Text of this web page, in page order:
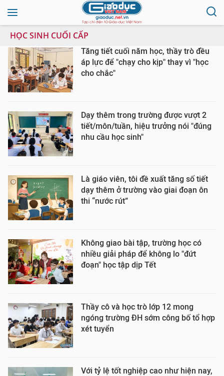
HỌC SINH CUỐI CẤP
Tăng tiết cuối năm học, thầy trò đều
áp lực để "chạy cho kịp" thay vì "học
cho chắc"
Dạy thêm trong trường được vượt 2
tiết/môn/tuần, hiệu trưởng nói "đúng
nhu cầu học sinh"
Là giáo viên, tôi đề xuất tăng số tiết
dạy thêm ở trường vào giai đoạn ôn
thi “nước rút”
Không giao bài tập, trường học có
nhiều giải pháp để không lo "đứt
đoạn" học tập dịp Tết
Thầy cô và học trò lớp 12 mong
ngóng trường ĐH sớm công bố tổ hợp
xét tuyển
Với tỷ lệ tốt nghiệp cao như hiện nay,